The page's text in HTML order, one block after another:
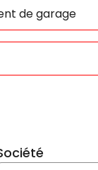
de garage